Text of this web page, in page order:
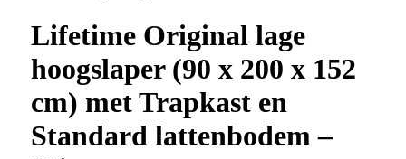
Lifetime Original lage
hoogslaper (90 x 200 x 152
cm) met Trapkast en
Standard lattenbodem –